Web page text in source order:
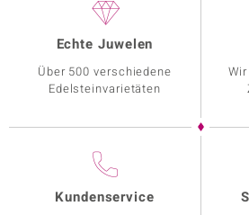
Echte Juwelen
Über 500 verschiedene
Edelsteinvarietäten
Kundenservice